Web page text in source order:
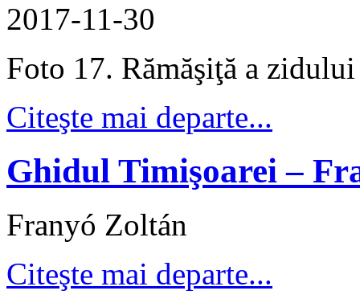
2017-11-30
Foto 17. Rămăşiţă a
Citeşte mai departe...
Ghidul Timişoarei –
Franyó Zoltán
Citeşte mai departe...